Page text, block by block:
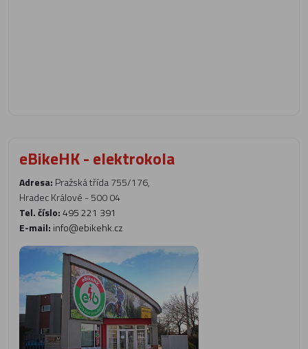
eBikeHK - elektrokola
Adresa: Pražská třída 755/176,
Hradec Králové - 500 04
Tel. číslo:495 221 391
E-mail: info@ebikehk.cz